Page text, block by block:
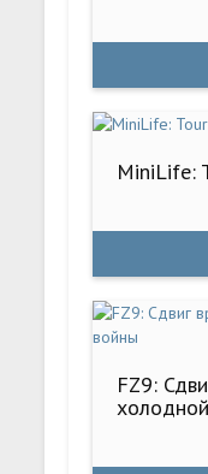
MiniLife:
FZ9: